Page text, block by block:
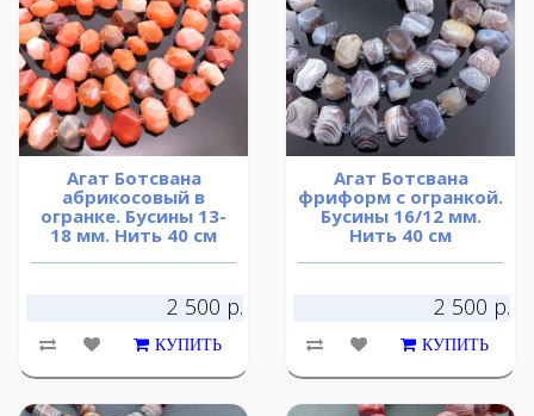
Агат Ботсвана
абрикосовый в
огранке. Бусины 13-
18 мм. Нить 40 см
2 500 р.
КУПИТЬ
Агат Ботсвана
фриформ с огранкой.
Бусины 16/12 мм.
Нить 40 см
2 500 р.
КУПИТЬ